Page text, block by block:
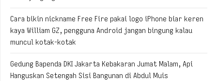
Cara bikin nickname Free Fire pakai logo iPhone biar keren
kaya William GZ, pengguna Android jangan bingung kalau
muncul kotak-kotak
Gedung Bapenda DKI Jakarta Kebakaran Jumat Malam, Api
Hanguskan Setengah Sisi Bangunan di Abdul Muis